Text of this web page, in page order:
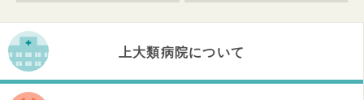
上大類病院について